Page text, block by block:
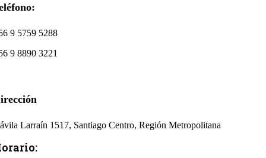
9 5759 5288
9 8890 3221
Larraín 1517, Santiago Centro, Región Metropolitana